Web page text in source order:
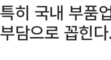
특히 국내 부품
부담으로 꼽힌